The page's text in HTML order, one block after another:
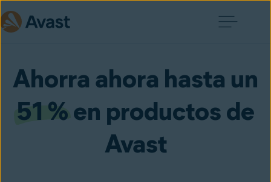
Ahorra ahora hasta un
51 %en productos de
Avast